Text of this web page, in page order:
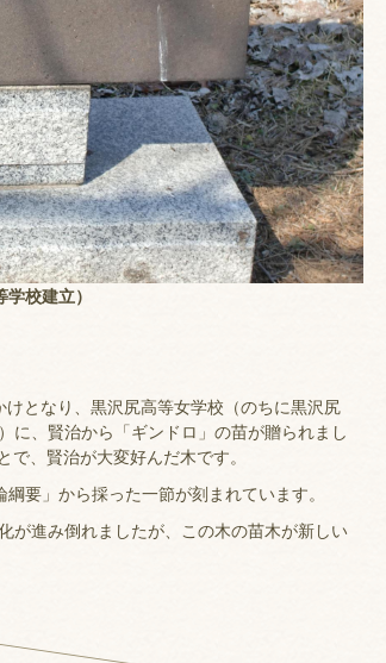
校建立）
となり、黒沢尻高等女学校（のちに黒沢尻
、賢治から「ギンドロ」の苗が贈られまし
、賢治が大変好んだ木です。
要」から採った一節が刻まれています。
進み倒れましたが、この木の苗木が新しい